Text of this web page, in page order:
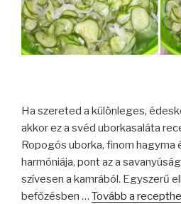
Ha szereted a különleges,
akkor ez a svéd uborkasaláta
Ropogós uborka, finom
harmóniája, pont az a
szívesen a kamrából. Egyszerű
befőzésben … Tovább a